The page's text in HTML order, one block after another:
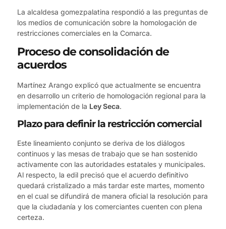
La alcaldesa gomezpalatina respondió a las preguntas de
los medios de comunicación sobre la homologación de
restricciones comerciales en la Comarca.
Proceso de consolidación de
acuerdos
Martínez Arango explicó que actualmente se encuentra
en desarrollo un criterio de homologación regional para la
implementación de la Ley Seca.
Plazo para definir la restricción comercial
Este lineamiento conjunto se deriva de los diálogos
continuos y las mesas de trabajo que se han sostenido
activamente con las autoridades estatales y municipales.
Al respecto, la edil precisó que el acuerdo definitivo
quedará cristalizado a más tardar este martes, momento
en el cual se difundirá de manera oficial la resolución para
que la ciudadanía y los comerciantes cuenten con plena
certeza.